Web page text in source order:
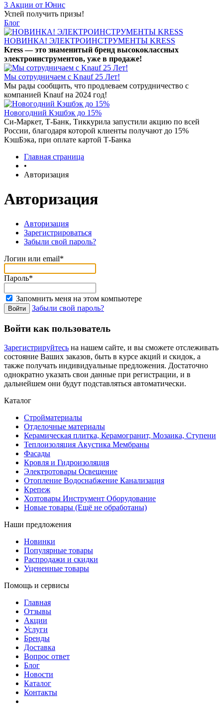
3 Акции от Юнис
Успей получить призы!
Блог
НОВИНКА! ЭЛЕКТРОИНСТРУМЕНТЫ KRESS
Kress — это знаменитый бренд высококлассных
электроинструментов, уже в продаже!
Мы сотрудничаем с Knauf 25 Лет!
Мы рады сообщить, что продлеваем сотрудничество с
компанией Knauf на 2024 год!
Новогодний Кэшбэк до 15%
Си-Маркет, Т-Банк, Тиккурила запустили акцию по всей
России, благодаря которой клиенты получают до 15%
КэшБэка, при оплате картой Т-Банка
Главная страница
•
Авторизация
Авторизация
Авторизация
Зарегистрироваться
Забыли свой пароль?
Логин или email*
Пароль*
Запомнить меня на этом компьютере
Забыли свой пароль?
Войти как пользователь
Зарегистрируйтесь на нашем сайте, и вы сможете отслеживать
состояние Ваших заказов, быть в курсе акций и скидок, а
также получать индивидуальные предложения. Достаточно
однократно указать свои данные при регистрации, и в
дальнейшем они будут подставляться автоматически.
Каталог
Стройматериалы
Отделочные материалы
Керамическая плитка, Керамогранит, Мозаика, Ступени
Теплоизоляция Акустика Мембраны
Фасады
Кровля и Гидроизоляция
Электротовары Освещение
Отопление Водоснабжение Канализация
Крепеж
Хозтовары Инструмент Оборудование
Новые товары (Ещё не обработаны)
Наши предложения
Новинки
Популярные товары
Распродажи и скидки
Уцененные товары
Помощь и сервисы
Главная
Отзывы
Акции
Услуги
Бренды
Доставка
Вопрос ответ
Блог
Новости
Каталог
Контакты